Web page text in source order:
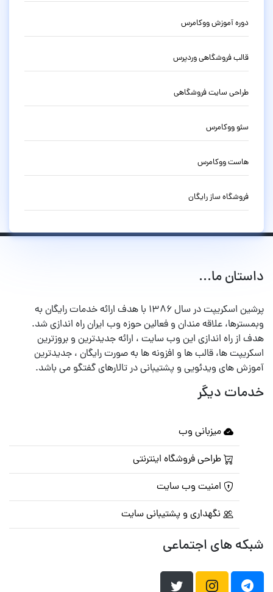
دوره آموزش ووکامرس
قالب فروشگاهی وردپرس
طراحی سایت فروشگاهی
سئو ووکامرس
هاست ووکامرس
فروشگاه ساز رایگان
داستان ما...
پرشین اسکریپت در سال ۱۳۸۶ با هدف ارائه خدمات رایگان به
وبمسترها، علاقه مندان و فعالین حوزه وب ایران راه اندازی شد.
هدف از راه اندازی این وب سایت ، ارائه جدیدترین و بروزترین
اسکریپت ها، قالب ها و افزونه ها به صورت رایگان ، جدیدترین
آموزش های ویدئویی و پشتیبانی در تالارهای گفتگو می باشد.
خدمات دیگر
میزبانی وب
طراحی فروشگاه اینترنتی
امنیت وب سایت
نگهداری و پشتیبانی سایت
شبکه های اجتماعی